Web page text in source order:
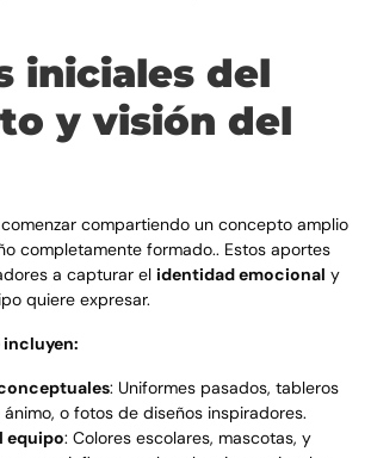
iniciales del
y visión del
compartiendo un concepto amplio
completamente formado.. Estos aportes
a capturar el identidad emocional y
quiere expresar.
incluyen:
: Uniformes pasados, tableros
o fotos de diseños inspiradores.
equipo: Colores escolares, mascotas, y